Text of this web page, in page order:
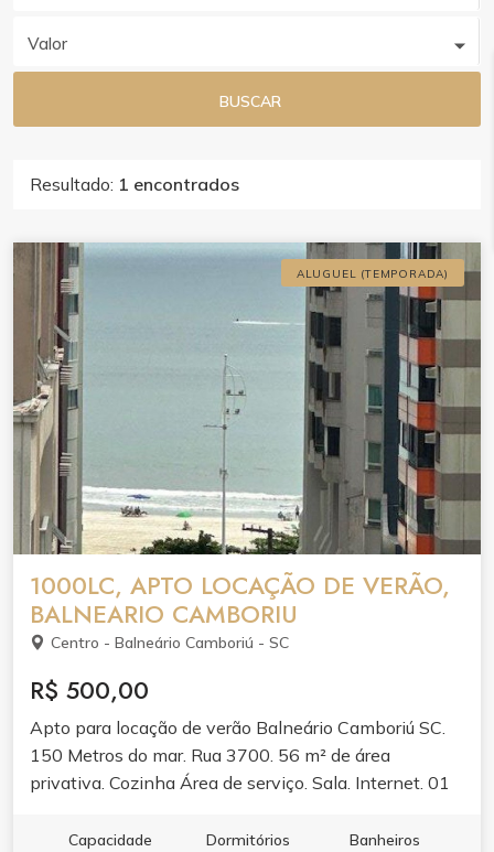
Valor
BUSCAR
Resultado: 1 encontrados
ALUGUEL (TEMPORADA)
1000LC, APTO LOCAÇÃO DE VERÃO,
BALNEARIO CAMBORIU
Centro - Balneário Camboriú - SC
R$ 500,00
Apto para locação de verão Balneário Camboriú SC.
150 Metros do mar. Rua 3700. 56 m² de área
privativa. Cozinha Área de serviço. Sala. Internet. 01
cama de casal. 01 colchão de solteiro 01 guarda sol e
Capacidade
Dormitórios
Banheiros